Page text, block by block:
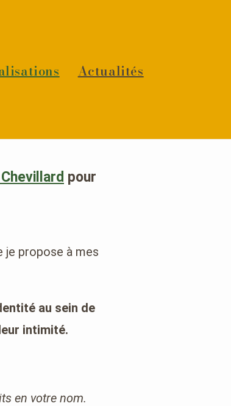
Actualités
pour
je propose à mes
au sein de
intimité.
en votre nom.